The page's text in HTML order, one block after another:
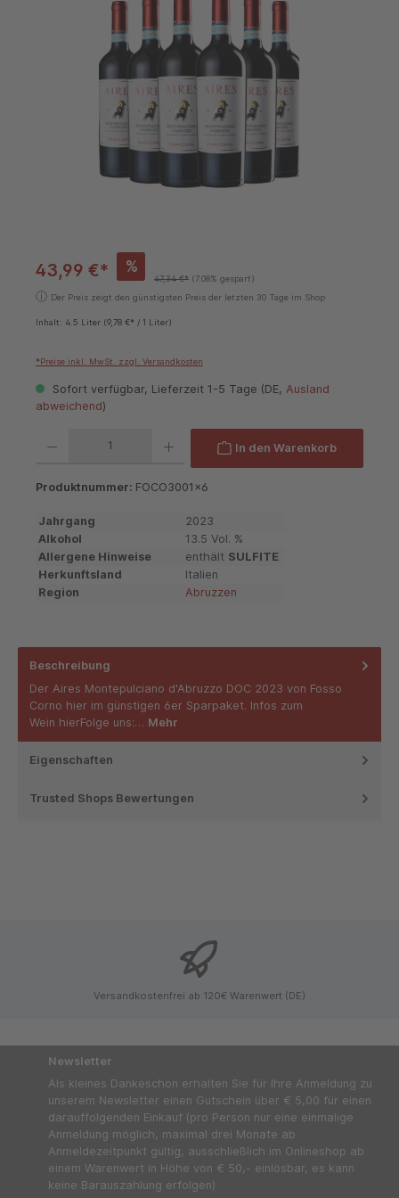
43,99 €* %
47,34 €* (7.08% gespart)
ⓘ Der Preis zeigt den günstigsten Preis der letzten 30 Tage im Shop
Inhalt: 4.5 Liter (9,78 €* / 1 Liter)
*Preise inkl. MwSt. zzgl. Versandkosten
Sofort verfügbar, Lieferzeit 1-5 Tage (DE, Ausland
abweichend)
In den Warenkorb
Produktnummer: FOCO3001x6
Jahrgang
2023
Alkohol
13.5 Vol. %
Allergene Hinweise
enthält SULFITE
Herkunftsland
Italien
Region
Abruzzen
Beschreibung
Der Aires Montepulciano d'Abruzzo DOC 2023 von Fosso
Corno hier im günstigen 6er Sparpaket. Infos zum
Wein hierFolge uns:… Mehr
Eigenschaften
Trusted Shops Bewertungen
Versandkostenfrei ab 120€ Warenwert (DE)
Newsletter
Als kleines Dankeschön erhalten Sie für Ihre Anmeldung zu
unserem Newsletter einen Gutschein über € 5,00 für einen
darauffolgenden Einkauf (pro Person nur eine einmalige
Anmeldung möglich, maximal drei Monate ab
Anmeldezeitpunkt gültig, ausschließlich im Onlineshop ab
einem Warenwert in Höhe von € 50,- einlösbar, es kann
keine Barauszahlung erfolgen)